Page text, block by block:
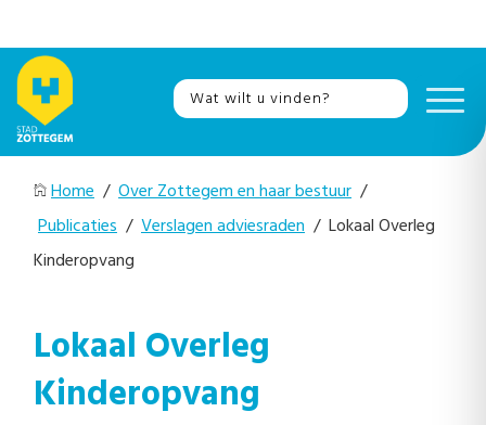
Home / Over Zottegem en haar bestuur /
Publicaties / Verslagen adviesraden / Lokaal Overleg
Kinderopvang
Lokaal Overleg
Kinderopvang